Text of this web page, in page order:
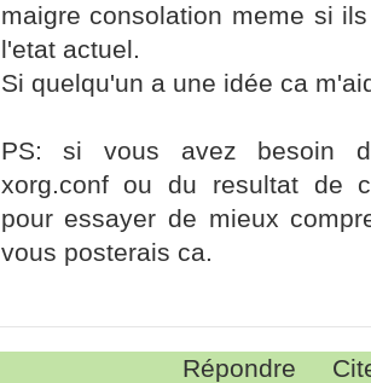
maigre consolation meme si
l'etat actuel.
Si quelqu'un a une idée ca
PS: si vous avez besoin
xorg.conf ou du resultat de
pour essayer de mieux
vous posterais ca.
Répondre